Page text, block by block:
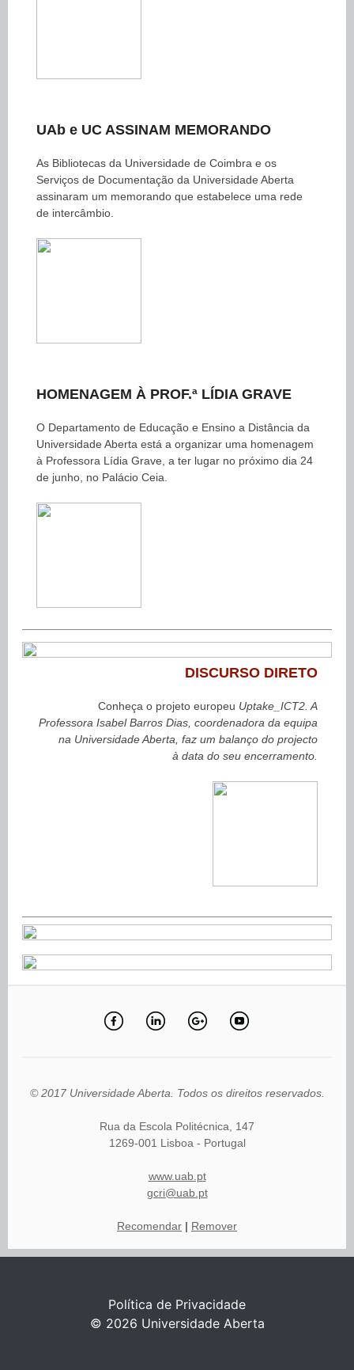
UAb e UC ASSINAM MEMORANDO
As Bibliotecas da Universidade de Coimbra e os
Serviços de Documentação da Universidade Aberta
assinaram um memorando que estabelece uma rede
de intercâmbio.
HOMENAGEM À PROF.ª LÍDIA GRAVE
O Departamento de Educação e Ensino a Distância da
Universidade Aberta está a organizar uma homenagem
à Professora Lídia Grave, a ter lugar no próximo dia 24
de junho, no Palácio Ceia.
DISCURSO DIRETO
Conheça o projeto europeu Uptake_ICT2. A
Professora Isabel Barros Dias, coordenadora da equipa
na Universidade Aberta, faz um balanço do projecto
à data do seu encerramento.
© 2017 Universidade Aberta. Todos os direitos reservados.
Rua da Escola Politécnica, 147
1269-001 Lisboa - Portugal
www.uab.pt
gcri@uab.pt
Recomendar | Remover
Política de Privacidade
© 2026 Universidade Aberta